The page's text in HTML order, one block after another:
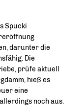
Spucki
darunter die
Die
prüfe aktuell
hieß es
eine
noch aus.